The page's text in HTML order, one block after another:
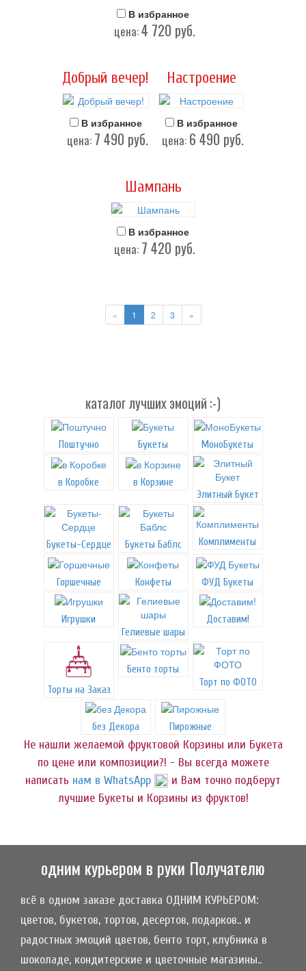
В избранное
цена:4 720 руб.
Добрый вечер!
В избранное
цена: 7 490 руб.
Настроение
В избранное
цена: 6 490 руб.
Шампань
В избранное
цена: 7 420 руб.
« 1 2 3 »
каталог лучших эмоций :-)
Поштучно Букеты МоноБукеты
в Коробке
в Корзине
Элитный Букет
Букеты-Сердце Букеты Баблс Комплименты
Горшечные Конфеты ФУД Букеты
Игрушки
Гелиевые шары
Доставим!
Торты на Заказ
Бенто торты
Торт по ФОТО
без Декора Пирожные
Не нашли желаемой фруктовой Корзины или Букета
по цене или композиции?! - Вы всегда можете
написать нам в WhatsApp
и Вам точно подберут
лучшие Букеты и Корзины из фруктов!
одним курьером в руки Получателю
всё в одном заказе доставка ОДНИМ КУРЬЕРОМ:
цветов, букетов, тортов, десертов, подарков.. и
радостных эмоций цветов, бенто торт, клубника в
шоколаде, кондитерские и цветочные магазины..